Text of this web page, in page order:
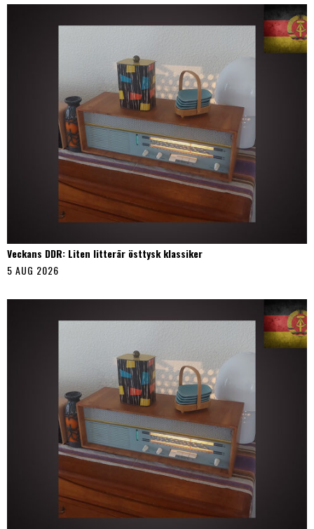
Veckans DDR: Liten litterär östtysk klassiker
5 AUG 2026